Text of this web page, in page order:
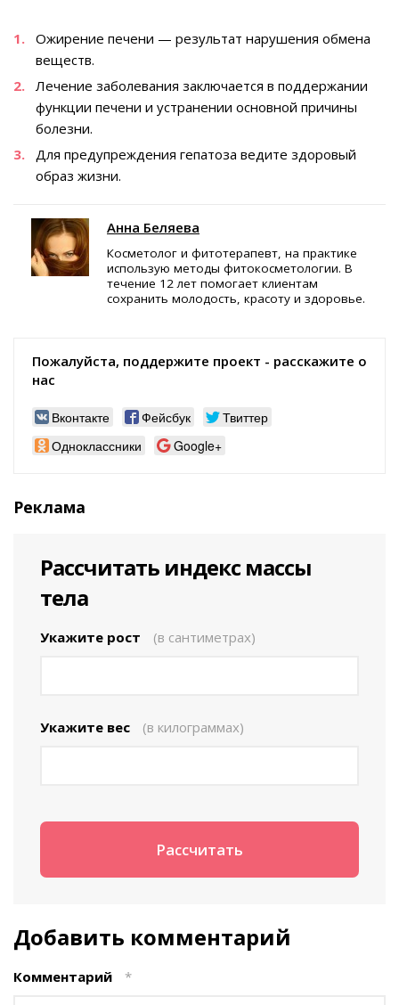
Ожирение печени — результат нарушения обмена
веществ.
Лечение заболевания заключается в поддержании
функции печени и устранении основной причины
болезни.
Для предупреждения гепатоза ведите здоровый
образ жизни.
Анна Беляева
Косметолог и фитотерапевт, на практике
использую методы фитокосметологии. В
течение 12 лет помогает клиентам
сохранить молодость, красоту и здоровье.
Пожалуйста, поддержите проект - расскажите о
нас
Вконтакте Фейсбук
Твиттер
Одноклассники
Google+
Реклама
Рассчитать индекс массы
тела
Укажите рост (в сантиметрах)
Укажите вес (в килограммах)
Добавить комментарий
Комментарий *